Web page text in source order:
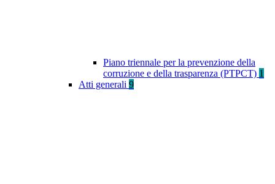
Piano triennale per la prevenzione della
corruzione e della trasparenza (PTPCT) 1
Atti generali 9